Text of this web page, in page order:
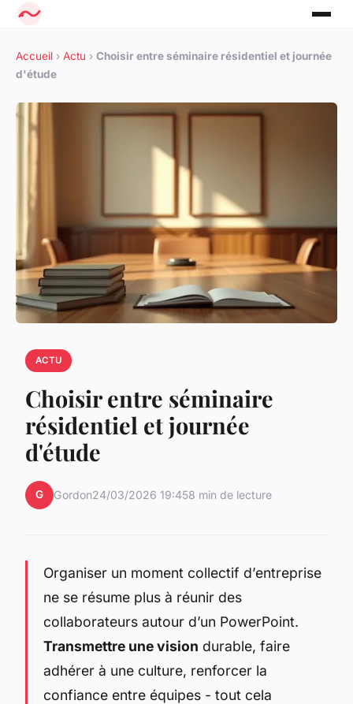
Accueil › Actu › Choisir entre séminaire résidentiel et journée
d'étude
ACTU
Choisir entre séminaire
résidentiel et journée
d'étude
G Gordon24/03/2026 19:458 min de lecture
Organiser un moment collectif d’entreprise
ne se résume plus à réunir des
collaborateurs autour d’un PowerPoint.
Transmettre une vision durable, faire
adhérer à une culture, renforcer la
confiance entre équipes - tout cela